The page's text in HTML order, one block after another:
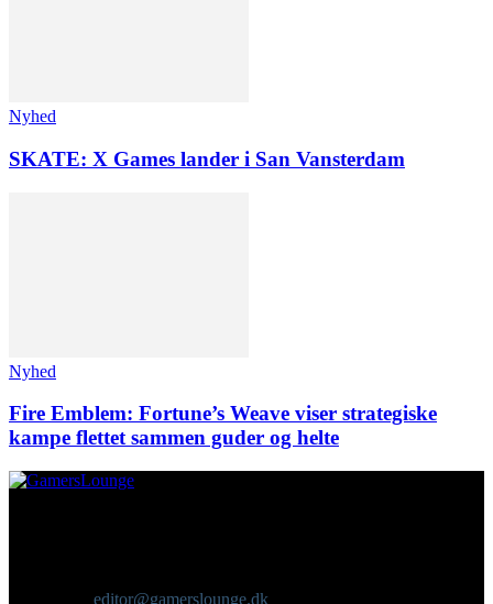
Nyhed
SKATE: X Games lander i San Vansterdam
Nyhed
Fire Emblem: Fortune’s Weave viser strategiske
kampe flettet sammen guder og helte
editor@gamerslounge.dk